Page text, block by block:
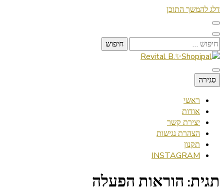
דלג להמשך התוכן
חיפוש:
Revital B.✨Shopipal
Lifestyle ✦ Beauty ✦ Vegan ✦ Travel
סגירה
ראשי
אודות
יצירת קשר
הצהרת נגישות
תקנון
INSTAGRAM
תגית: הוראות הפעלה